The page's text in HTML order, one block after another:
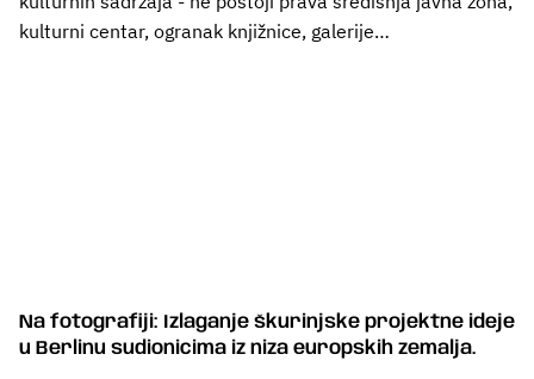
kulturni centar, ogranak knjižnice, galerije…
Na fotografiji: Izlaganje škurinjske projektne ideje
u Berlinu sudionicima iz niza europskih zemalja.